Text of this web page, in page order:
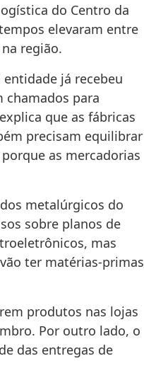
do Centro da
elevaram entre
região.
já recebeu
chamados para
que as fábricas
precisam equilibrar
as mercadorias
metalúrgicos do
sobre planos de
mas
ter matérias-primas
produtos nas lojas
Por outro lado, o
das entregas de